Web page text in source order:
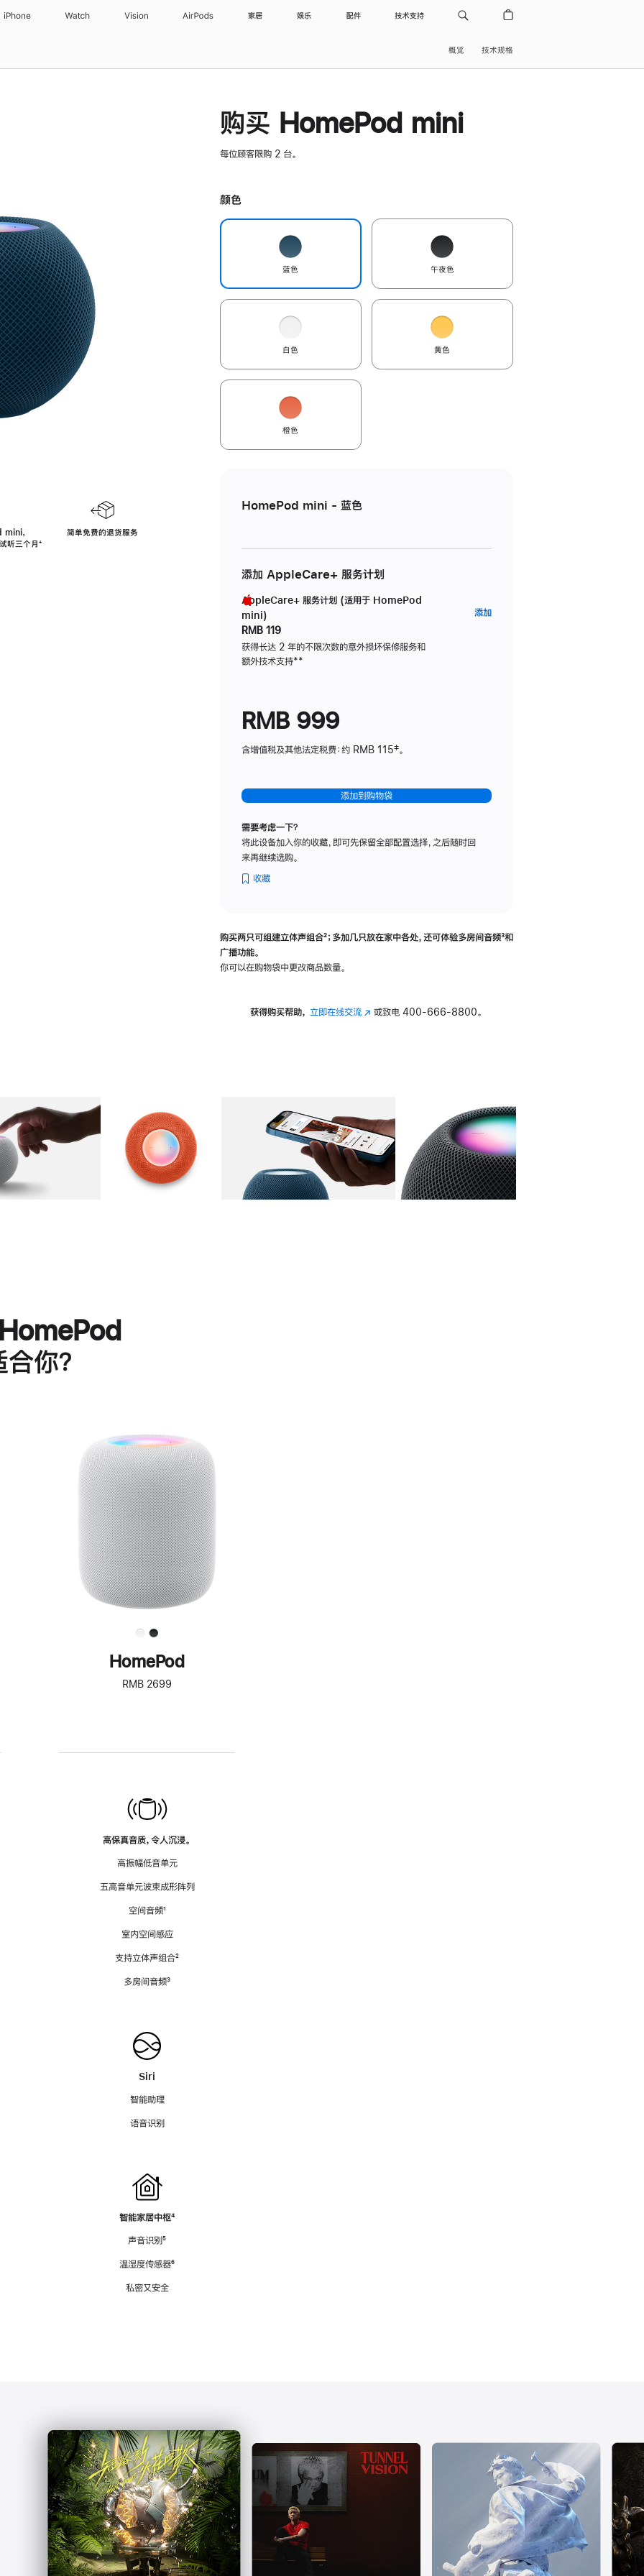
iPhone Watch Vision AirPods 家居 娱乐 配件 技术支持
概览 技术规格
，
听三个月脚
⁺
简单免费的退货服务
购买 HomePod mini
每位顾客限购 2 台。
颜色
蓝色 午夜色
白色 黄色
橙色
HomePod mini - 蓝色
添加 AppleCare+ 服务计划
AppleCare+ 服务计划 (适用于 HomePod
mini)
RMB 119
获得长达 2 年的不限次数的意外损坏保修服务和
额外技术支持脚
**
添加AppleCare+
RMB 999
含增值税及其他法定税费：约 RMB 115‡。
添加到购物袋
需要考虑一下？
将此设备加入你的收藏，即可先保留全部配置选择，之后随时回
来再继续选购。
收藏
购买两只可组建立体声组合脚
²；多加几只放在家中各处，还可体验多‍房‍间音频脚
³和
广播功能。
你可以在购物袋中更改商品数量。
获得购买帮助， 立即在线交流(在 或致电 400-666-8800。
图库 图像 图库 图像 图库 图像 4 图库 图像 5
你？
进
一
步
了
解
HomePod<
HomePod
RMB 2699
高保真音质，令人沉浸。
高振幅低音单元
五高音单元波束成形阵列
空间音频脚
¹
室内空间感应
支持立体声组合脚
²
多房间音频脚
³
Siri
智能助理
语音识别
智能家居中枢脚
⁴
声音识别脚
⁵
温湿度传感器脚
⁶
私密又安全